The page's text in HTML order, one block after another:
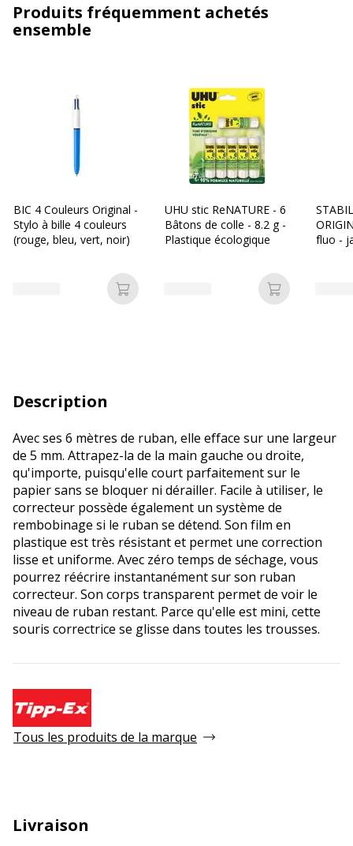
Produits fréquemment achetés
ensemble
BIC 4 Couleurs Original -
Stylo à bille 4 couleurs
(rouge, bleu, vert, noir)
Ajouter au panier
UHU stic ReNATURE - 6
Bâtons de colle - 8.2 g -
Plastique écologique
Ajouter au
fluo -
Description
Avec ses 6 mètres de ruban, elle efface sur une largeur
de 5 mm. Attrapez-la de la main gauche ou droite,
qu'importe, puisqu'elle court parfaitement sur le
papier sans se bloquer ni dérailler. Facile à utiliser, le
correcteur possède également un système de
rembobinage si le ruban se détend. Son film en
plastique est très résistant et permet une correction
lisse et uniforme. Avec zéro temps de séchage, vous
pourrez réécrire instantanément sur son ruban
correcteur. Son corps transparent permet de voir le
niveau de ruban restant. Parce qu'elle est mini, cette
souris correctrice se glisse dans toutes les trousses.
Tous les produits de la marque
Livraison